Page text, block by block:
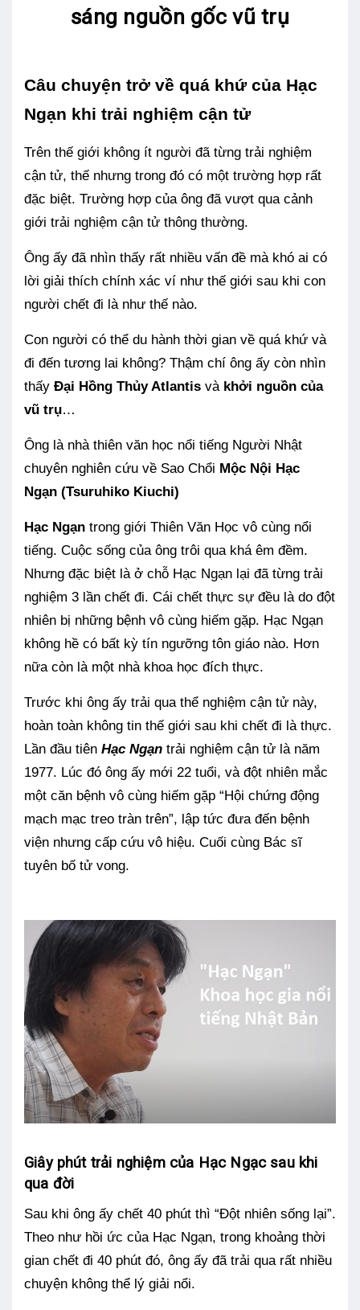
sáng nguồn gốc vũ trụ
Câu chuyện trở về quá khứ của Hạc
Ngạn khi trải nghiệm cận tử
Trên thế giới không ít người đã từng trải nghiệm
cận tử, thế nhưng trong đó có một trường hợp rất
đặc biệt. Trường hợp của ông đã vượt qua cảnh
giới trải nghiệm cận tử thông thường.
Ông ấy đã nhìn thấy rất nhiều vấn đề mà khó ai có
lời giải thích chính xác ví như thế giới sau khi con
người chết đi là như thế nào.
Con người có thể du hành thời gian về quá khứ và
đi đến tương lai không? Thậm chí ông ấy còn nhìn
thấy Đại Hồng Thủy Atlantis và khởi nguồn của
vũ trụ…
Ông là nhà thiên văn học nổi tiếng Người Nhật
chuyên nghiên cứu về Sao Chổi Mộc Nội Hạc
Ngạn (Tsuruhiko Kiuchi)
Hạc Ngạn trong giới Thiên Văn Học vô cùng nổi
tiếng. Cuộc sống của ông trôi qua khá êm đềm.
Nhưng đặc biệt là ở chỗ Hạc Ngạn lại đã từng trải
nghiệm 3 lần chết đi. Cái chết thực sự đều là do đột
nhiên bị những bệnh vô cùng hiếm gặp. Hạc Ngạn
không hề có bất kỳ tín ngưỡng tôn giáo nào. Hơn
nữa còn là một nhà khoa học đích thực.
Trước khi ông ấy trải qua thể nghiệm cận tử này,
hoàn toàn không tin thế giới sau khi chết đi là thực.
Lần đầu tiên Hạc Ngạn trải nghiệm cận tử là năm
1977. Lúc đó ông ấy mới 22 tuổi, và đột nhiên mắc
một căn bệnh vô cùng hiếm gặp “Hội chứng động
mạch mạc treo tràn trên”, lập tức đưa đến bệnh
viện nhưng cấp cứu vô hiệu. Cuối cùng Bác sĩ
tuyên bố tử vong.
Giây phút trải nghiệm của Hạc Ngạc sau khi
qua đời
Sau khi ông ấy chết 40 phút thì “Đột nhiên sống lại”.
Theo như hồi ức của Hạc Ngạn, trong khoảng thời
gian chết đi 40 phút đó, ông ấy đã trải qua rất nhiều
chuyện không thể lý giải nổi.